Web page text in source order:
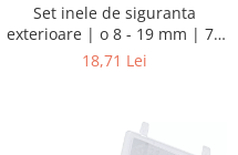
Set inele de siguranta
exterioare | o 8 - 19 mm | 78
piese
18,71 Lei